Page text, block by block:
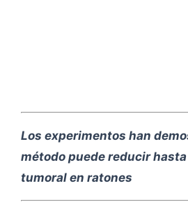
Los experimentos han
método puede reducir
tumoral en ratones